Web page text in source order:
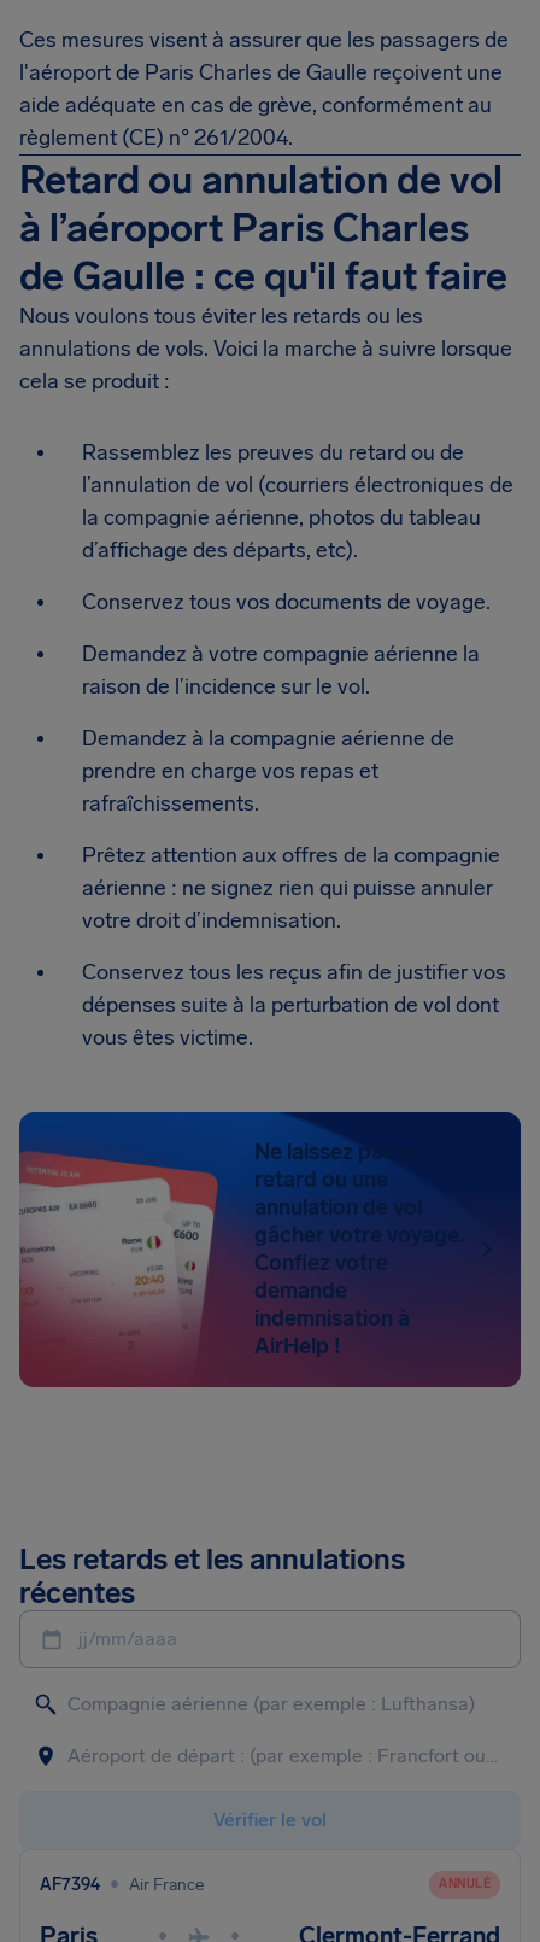
Ces mesures visent à assurer que les passagers de
l'aéroport de Paris Charles de Gaulle reçoivent une
aide adéquate en cas de grève, conformément au
règlement (CE) n° 261/2004.
Retard ou annulation de vol
à l’aéroport Paris Charles
de Gaulle : ce qu'il faut faire
Nous voulons tous éviter les retards ou les
annulations de vols. Voici la marche à suivre lorsque
cela se produit :
Rassemblez les preuves du retard ou de
l’annulation de vol (courriers électroniques de
la compagnie aérienne, photos du tableau
d’affichage des départs, etc).
Conservez tous vos documents de voyage.
Demandez à votre compagnie aérienne la
raison de l’incidence sur le vol.
Demandez à la compagnie aérienne de
prendre en charge vos repas et
rafraîchissements.
Prêtez attention aux offres de la compagnie
aérienne : ne signez rien qui puisse annuler
votre droit d’indemnisation.
Conservez tous les reçus afin de justifier vos
dépenses suite à la perturbation de vol dont
vous êtes victime.
Ne laissez pas un
retard ou une
annulation de vol
gâcher votre voyage.
Confiez votre
demande
indemnisation à
AirHelp !
Les retards et les annulations
récentes
jj/mm/aaaa
Vérifier le vol
AF7394 • Air France ANNULÉ
Paris • • Clermont-Ferrand